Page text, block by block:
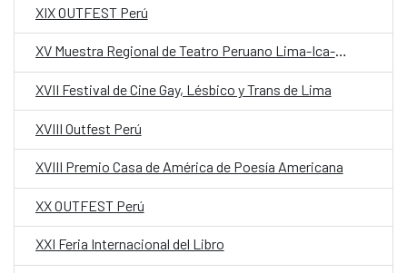
XIX OUTFEST Perú
XV Muestra Regional de Teatro Peruano Lima-Ica-Callao
XVII Festival de Cine Gay, Lésbico y Trans de Lima
XVIII Outfest Perú
XVIII Premio Casa de América de Poesía Americana
XX OUTFEST Perú
XXI Feria Internacional del Libro